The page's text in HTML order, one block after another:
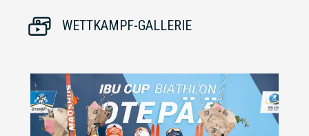
WETTKAMPF-GALLERIE